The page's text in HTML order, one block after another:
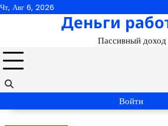
Перейти
Чт, Авг 6, 2026
Деньги
Пассивный доход
Войти